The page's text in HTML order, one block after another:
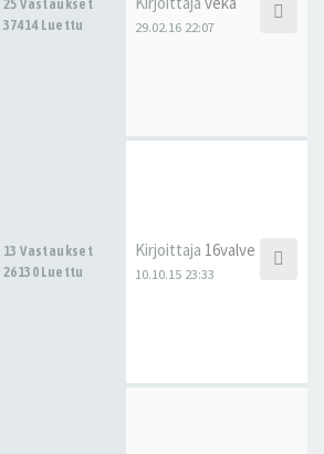
25 Vastaukset
37414 Luettu
29.02.16 22:07
13 Vastaukset
26130 Luettu
Kirjoittaja 16valve
10.10.15 23:33